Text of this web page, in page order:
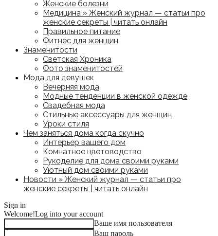
Женские болезни
Медицина » Женский журнал — статьи про
женские секреты | читать онлайн
Правильное питание
Фитнес для женщин
Знаменитости
Светская Хроника
Фото знаменитостей
Мода для девушек
Вечерняя мода
Модные тенденции в женской одежде
Свадебная мода
Стильные аксессуары для женщин
Уроки стиля
Чем заняться дома когда скучно
Интерьер вашего дом
Комнатное цветоводство
Рукоделие для дома своими руками
Уютный дом своими руками
Новости » Женский журнал — статьи про
женские секреты | читать онлайн
Sign in
Welcome!Log into your account
Ваше имя пользователя
Ваш пароль